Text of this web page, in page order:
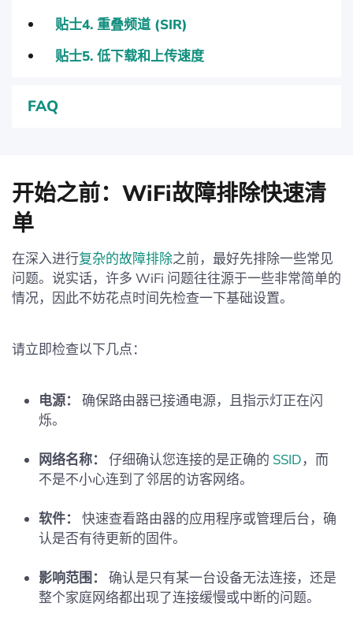
贴士4. 重叠频道 (SIR)
贴士5. 低下载和上传速度
FAQ
开始之前：WiFi故障排除快速清
单
在深入进行复杂的故障排除之前，最好先排除一些常见
问题。说实话，许多 WiFi 问题往往源于一些非常简单的
情况，因此不妨花点时间先检查一下基础设置。
请立即检查以下几点：
电源：
确保路由器已接通电源，且指示灯正在闪
烁。
网络名称： 仔细确认您连接的是正确的 SSID，而
不是不小心连到了邻居的访客网络。
软件：
快速查看路由器的应用程序或管理后台，确
认是否有待更新的固件。
影响范围：
确认是只有某一台设备无法连接，还是
整个家庭网络都出现了连接缓慢或中断的问题。